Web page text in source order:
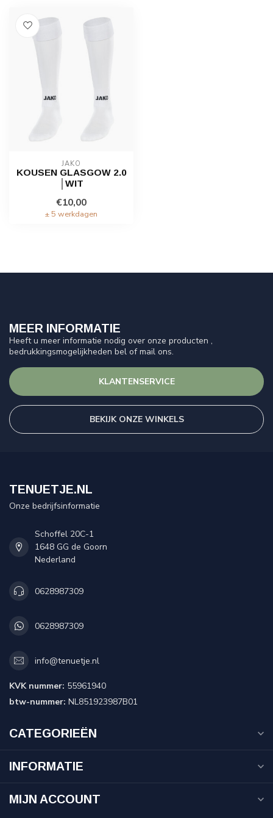
JAKO
KOUSEN GLASGOW 2.0
│WIT
€10,00
± 5 werkdagen
MEER INFORMATIE
Heeft u meer informatie nodig over onze producten ,
bedrukkingsmogelijkheden bel of mail ons.
KLANTENSERVICE
BEKIJK ONZE WINKELS
TENUETJE.NL
Onze bedrijfsinformatie
Schoffel 20C-1
1648 GG de Goorn
Nederland
0628987309
0628987309
info@tenuetje.nl
KVK nummer: 55961940
btw-nummer: NL851923987B01
CATEGORIEËN
INFORMATIE
MIJN ACCOUNT